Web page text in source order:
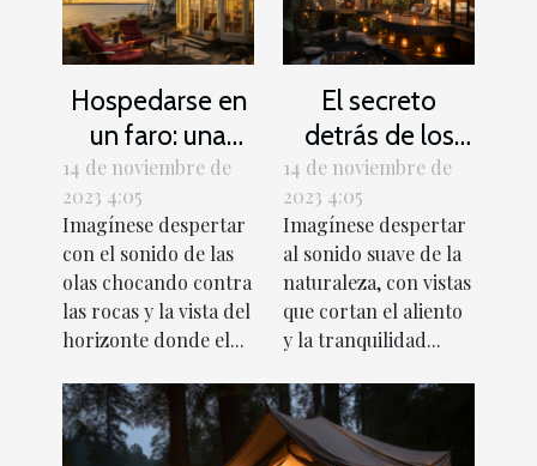
Hospedarse en
un faro: una
experiencia
única
14 de noviembre de
2023 4:05
Imagínese despertar
con el sonido de las
olas chocando contra
las rocas y la vista del
horizonte donde el...
El secreto
detrás de los
eco-lodges de
lujo
14 de noviembre de
2023 4:05
Imagínese despertar
al sonido suave de la
naturaleza, con vistas
que cortan el aliento
y la tranquilidad...